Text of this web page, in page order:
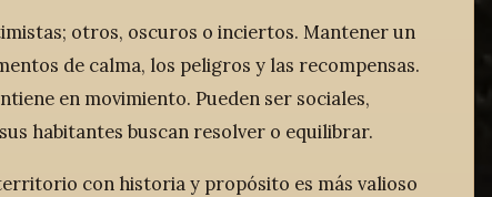
otros, oscuros o inciertos. Mantener un
de calma, los peligros y las recompensas.
en movimiento. Pueden ser sociales,
habitantes buscan resolver o equilibrar.
con historia y propósito es más valioso